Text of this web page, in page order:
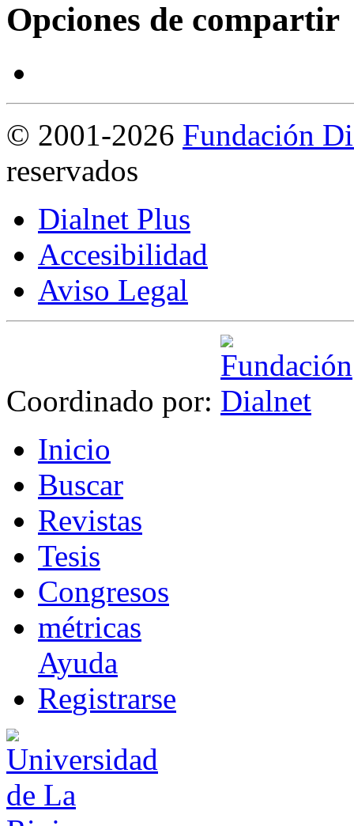
Opciones de compartir
© 2001-2026 Fundación
reservados
Dialnet Plus
Accesibilidad
Aviso Legal
Coordinado por:
Inicio
Buscar
Revistas
Tesis
Congresos
métricas
Ayuda
Registrarse